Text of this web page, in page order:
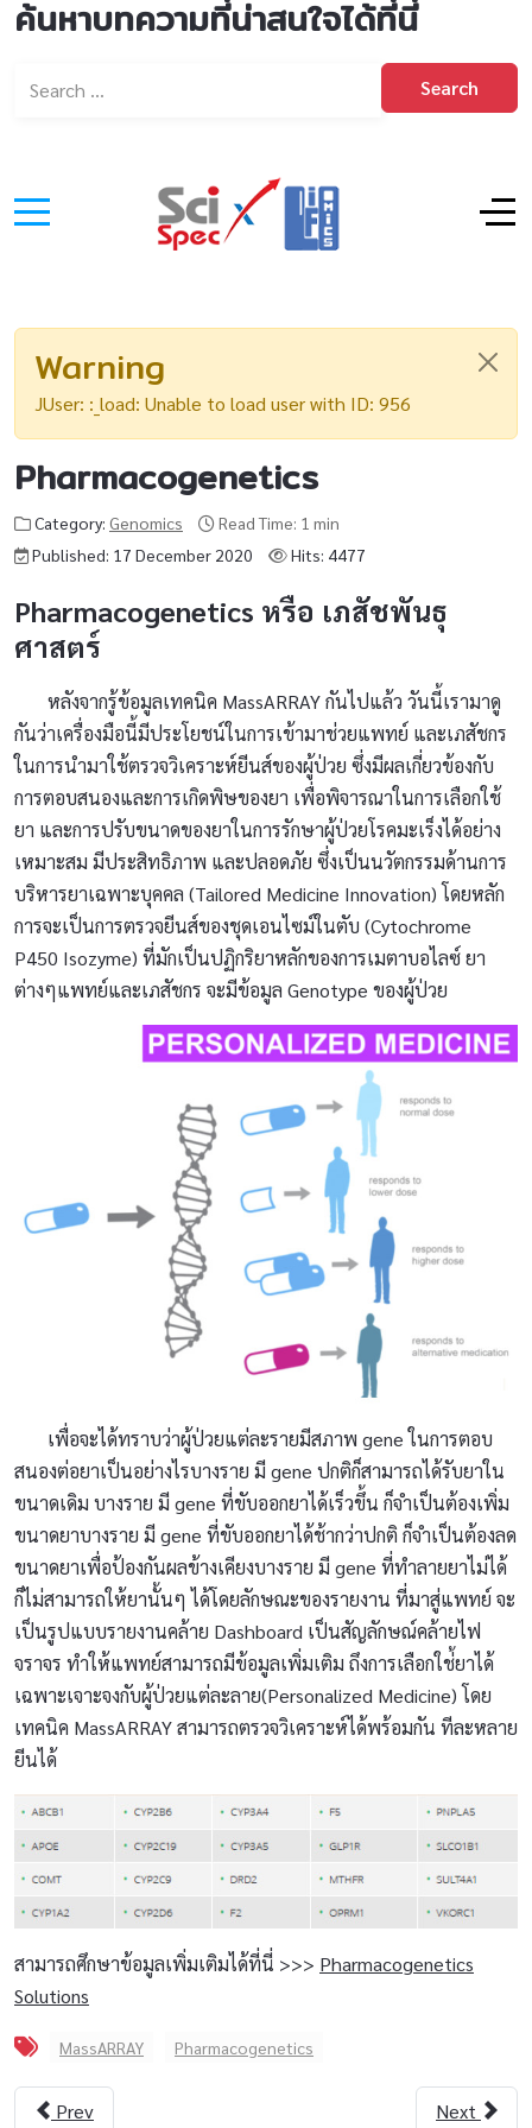
ค้นหาบทความที่น่าสนใจได้ที่นี่
Search
Warning
JUser: :_load: Unable to load user with ID: 956
Pharmacogenetics
Category: Genomics
Read Time: 1 min
Published: 17 December 2020
Hits: 4477
Pharmacogenetics หรือ เภสัชพันธุ
ศาสตร์
หลังจากรู้ข้อมูลเทคนิค MassARRAY กันไปแล้ว วันนี้เรามาดู
กันว่าเครื่องมือนี้มีประโยชน์ในการเข้ามาช่วยแพทย์ และเภสัชกร
ในการนำมาใช้ตรวจวิเคราะห์ยีนส์ของผู้ป่วย ซึ่งมีผลเกี่ยวข้องกับ
การตอบสนองและการเกิดพิษของยา เพื่อพิจารณาในการเลือกใช้
ยา และการปรับขนาดของยาในการรักษาผู้ป่วยโรคมะเร็งได้อย่าง
เหมาะสม มีประสิทธิภาพ และปลอดภัย ซึ่งเป็นนวัตกรรมด้านการ
บริหารยาเฉพาะบุคคล (Tailored Medicine Innovation) โดยหลัก
การจะเป็นการตรวจยีนส์ของชุดเอนไซม์ในตับ (Cytochrome
P450 Isozyme) ที่มักเป็นปฏิกริยาหลักของการเมตาบอไลซ์ ยา
ต่างๆแพทย์และเภสัชกร จะมีข้อมูล Genotype ของผู้ป่วย
เพื่อจะได้ทราบว่าผู้ป่วยแต่ละรายมีสภาพ gene ในการตอบ
สนองต่อยาเป็นอย่างไรบางราย มี gene ปกติก็สามารถได้รับยาใน
ขนาดเดิม บางราย มี gene ที่ขับออกยาได้เร็วขึ้น ก็จำเป็นต้องเพิ่ม
ขนาดยาบางราย มี gene ที่ขับออกยาได้ช้ากว่าปกติ ก็จำเป็นต้องลด
ขนาดยาเพื่อป้องกันผลข้างเคียงบางราย มี gene ที่ทำลายยาไม่ได้
ก็ไม่สามารถให้ยานั้นๆ ได้โดยลักษณะของรายงาน ที่มาสู่แพทย์ จะ
เป็นรูปแบบรายงานคล้าย Dashboard เป็นสัญลักษณ์คล้ายไฟ
จราจร ทำให้แพทย์สามารถมีข้อมูลเพิ่มเติม ถึงการเลือกใช่้ยาได้
เฉพาะเจาะจงกับผู้ป่วยแต่ละลาย(Personalized Medicine) โดย
เทคนิค MassARRAY สามารถตรวจวิเคราะห์ได้พร้อมกัน ทีละหลาย
ยีนได้
สามารถศึกษาข้อมูลเพิ่มเติมได้ที่นี่ >>> Pharmacogenetics
Solutions
MassARRAY Pharmacogenetics
Prev Next